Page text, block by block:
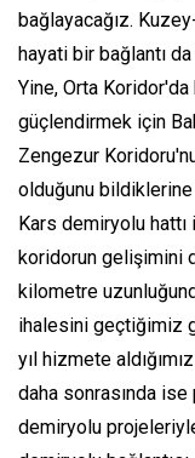
bağlayacağız.
hayati bir bağlantı
Yine, Orta
güçlendirmek için
Zengezur
olduğunu
Kars demiryolu
koridorun gelişimini
kilometre
ihalesini geçtiğimiz
yıl hizmete
daha sonrasında
demiryolu